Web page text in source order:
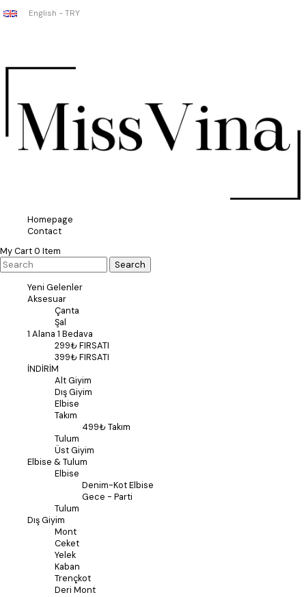
English - TRY
Homepage
Contact
My Cart0 Item
Yeni Gelenler
Aksesuar
Çanta
Şal
1 Alana 1 Bedava
299₺ FIRSATI
399₺ FIRSATI
İNDİRİM
Alt Giyim
Dış Giyim
Elbise
Takım
499₺ Takım
Tulum
Üst Giyim
Elbise & Tulum
Elbise
Denim-Kot Elbise
Gece - Parti
Tulum
Dış Giyim
Mont
Ceket
Yelek
Kaban
Trençkot
Deri Mont